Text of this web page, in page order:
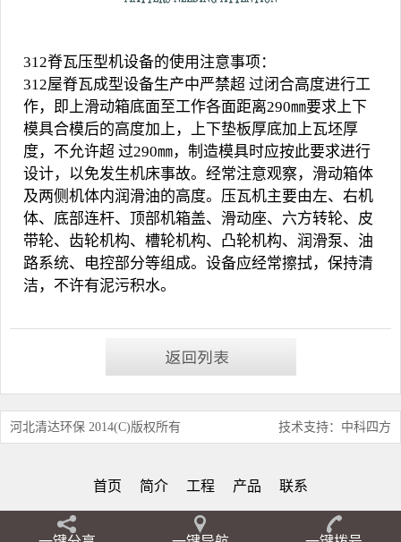
312脊瓦压型机设备的使用注意事项：
312屋脊瓦成型设备生产中严禁超 过闭合高度进行工
作，即上滑动箱底面至工作各面距离290㎜要求上下
模具合模后的高度加上，上下垫板厚底加上瓦坯厚
度，不允许超 过290㎜，制造模具时应按此要求进行
设计，以免发生机床事故。经常注意观察，滑动箱体
及两侧机体内润滑油的高度。 压瓦机主要由左、右机
体、底部连杆、顶部机箱盖、滑动座、六方转轮、皮
带轮、齿轮机构、槽轮机构、凸轮机构、润滑泵、油
路系统、电控部分等组成。设备应经常擦拭，保持清
洁，不许有泥污积水。
河北清达环保 2014(C)版权所有 技术支持：中科四方
首页 简介 工程 产品 联系